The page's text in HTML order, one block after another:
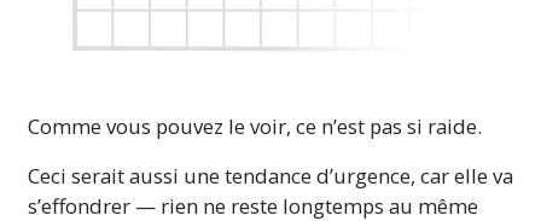
Comme vous pouvez le voir, ce n’est pas si raide.
Ceci serait aussi une tendance d’urgence, car elle va
s’effondrer — rien ne reste longtemps au même